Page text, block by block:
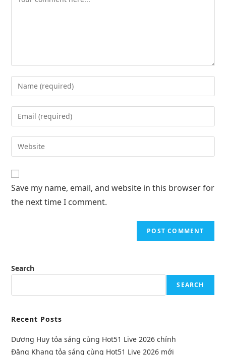
Save my name, email, and website in this browser for
the next time I comment.
Search
SEARCH
Recent Posts
Dương Huy tỏa sáng cùng Hot51 Live 2026 chính
Đặng Khang tỏa sáng cùng Hot51 Live 2026 mới